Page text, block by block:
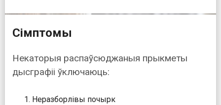
Сімптомы
Некаторыя распаўсюджаныя прыкметы
дысграфіі ўключаюць:
Неразборлівы почырк